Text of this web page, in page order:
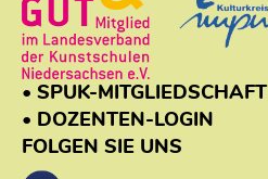
• SPUK-MITGLIEDSCHAFT
• DOZENTEN-LOGIN
FOLGEN SIE UNS